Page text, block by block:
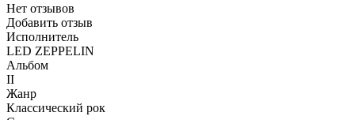
Нет отзывов
Добавить отзыв
Исполнитель
LED ZEPPELIN
Альбом
II
Жанр
Классический рок